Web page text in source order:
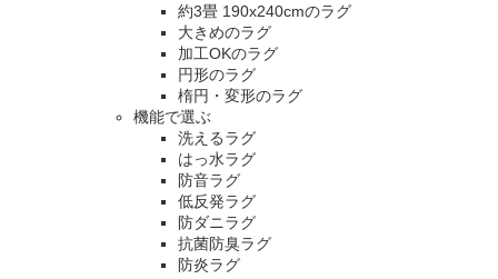
約3畳 190x240cmのラグ
大きめのラグ
加工OKのラグ
円形のラグ
楕円・変形のラグ
機能で選ぶ
洗えるラグ
はっ水ラグ
防音ラグ
低反発ラグ
防ダニラグ
抗菌防臭ラグ
防炎ラグ